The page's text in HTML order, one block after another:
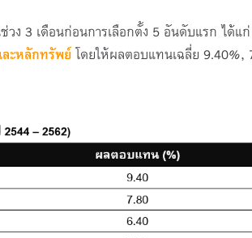
วง3 เดือนก่อนการเลือกตั้ง 5 อันดับแรก ได้แก่
ะหลักทรัพย์โดยให้ผลตอบแทนเฉลี่ย 9.40%,